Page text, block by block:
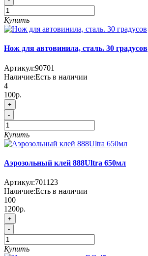
Купить
Нож для автовинила, сталь. 30 градусов
Артикул:90701
Наличие:Есть в наличии
4
100р.
+
-
Купить
Аэрозольный клей 888Ultra 650мл
Артикул:701123
Наличие:Есть в наличии
100
1200р.
+
-
Купить